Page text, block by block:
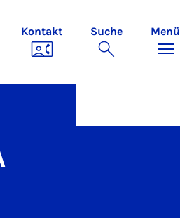
Kontakt Suche Menü